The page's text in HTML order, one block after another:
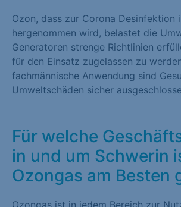
Ozon, dass zur Corona Desinfektion
hergenommen wird, belastet die
Generatoren strenge Richtlinien
für den Einsatz zugelassen zu
fachmännische Anwendung sind
Umweltschäden sicher
Für welche
in und um Schwerin
Ozongas am Besten
Ozongas ist in jedem Bereich zur